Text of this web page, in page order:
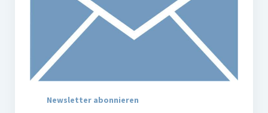
Newsletter abonnieren